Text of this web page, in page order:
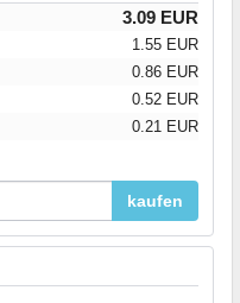
3.09 EUR
1.55 EUR
0.86 EUR
0.52 EUR
0.21 EUR
kaufen